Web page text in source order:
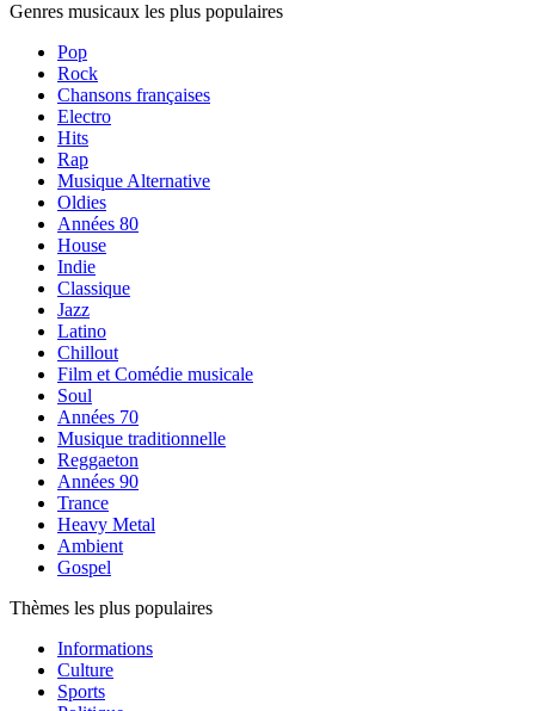
Genres musicaux les plus populaires
Pop
Rock
Chansons françaises
Electro
Hits
Rap
Musique Alternative
Oldies
Années 80
House
Indie
Classique
Jazz
Latino
Chillout
Film et Comédie musicale
Soul
Années 70
Musique traditionnelle
Reggaeton
Années 90
Trance
Heavy Metal
Ambient
Gospel
Thèmes les plus populaires
Informations
Culture
Sports